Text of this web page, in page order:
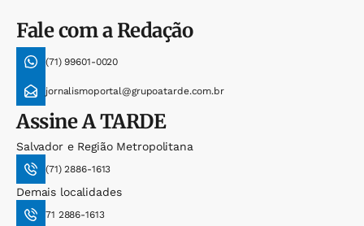
Fale com a Redação
(71) 99601-0020
jornalismoportal@grupoatarde.com.br
AssineA TARDE
Salvador e Região Metropolitana
(71) 2886-1613
Demais localidades
71 2886-1613